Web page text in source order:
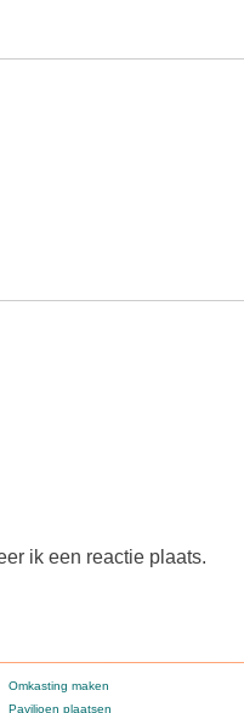
ik een reactie plaats.
Omkasting maken
Paviljoen plaatsen